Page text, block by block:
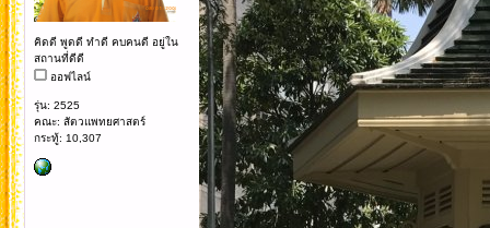
คิดดี พูดดี ทำดี คบคนดี อยู่ใน
สถานที่ดีดี
ออฟไลน์
รุ่น: 2525
คณะ: สัตวแพทยศาสตร์
กระทู้: 10,307